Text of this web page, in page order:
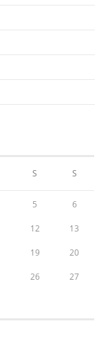
S S
5 6
12 13
19 20
26 27